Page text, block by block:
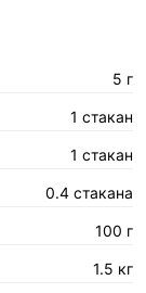
5 г
1 стакан
1 стакан
0.4 стакана
100 г
1.5 кг